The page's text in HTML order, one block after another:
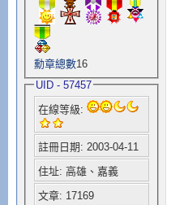
勳章總數16
UID - 57457
在線等級:
註冊日期: 2003-04-11
住址: 高雄、嘉義
文章: 17169